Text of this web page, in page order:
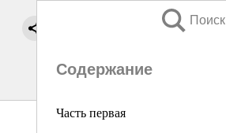
Поиск
Содержание
Часть первая